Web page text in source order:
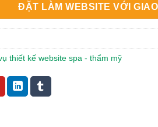
ĐẶT LÀM WEBSITE VỚI
thiết kế website spa - thẩm mỹ